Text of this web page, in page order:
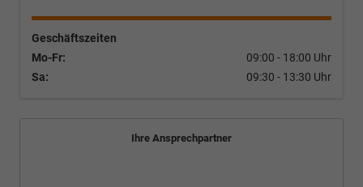
Geschäftszeiten
Mo-Fr:
09:00 - 18:00 Uhr
Sa:
09:30 - 13:30 Uhr
Ihre Ansprechpartner